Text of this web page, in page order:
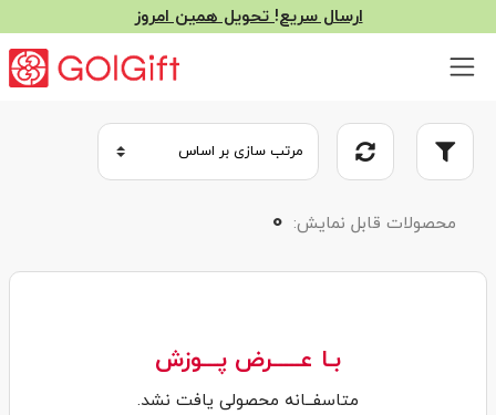
ارسال سریع! تحویل همین امروز
محصولات قابل نمایش: 0
بـا عـــــرض پـــوزش
متاسفــانه محصولی یافت نشد.